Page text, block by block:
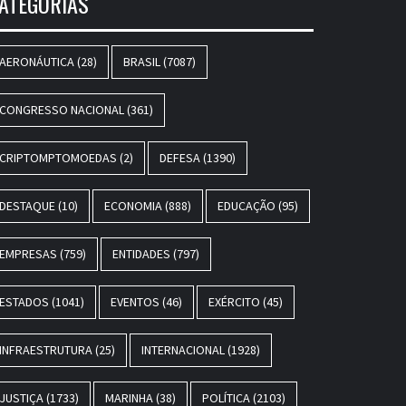
AERONÁUTICA(28) BRASIL(7087)
CONGRESSO NACIONAL(361)
CRIPTOMPTOMOEDAS (2) DEFESA(1390)
DESTAQUE(10) ECONOMIA(888) EDUCAÇÃO (95)
EMPRESAS (759) ENTIDADES (797)
ESTADOS (1041) EVENTOS (46) EXÉRCITO (45)
INFRAESTRUTURA(25) INTERNACIONAL(1928)
JUSTIÇA(1733) MARINHA(38) POLÍTICA(2103)